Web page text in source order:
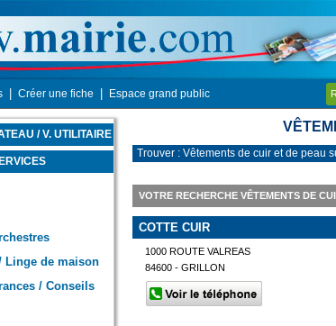
Créer une fiche Espace grand public
/ V. UTILITAIRE
Linge de maison
/ Conseils
Trouver : Vêtements de cuir et de peau
VOTRE RECHERCHE VÊTEMENTS DE
COTTE CUIR
1000 ROUTE VALREAS
84600 - GRILLON